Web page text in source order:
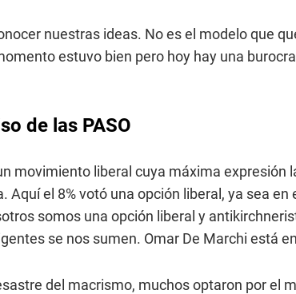
nuestras ideas. No es el modelo que
estuvo bien pero hoy hay una
de las PASO
movimiento liberal cuya máxima expresión
Aquí el 8% votó una opción liberal, ya sea
somos una opción liberal y
se nos sumen. Omar De Marchi está
del macrismo, muchos optaron por el